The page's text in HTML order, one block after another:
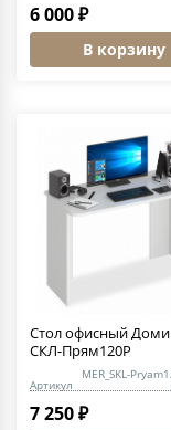
6 000 ₽
В корзину
Стол офисный
СКЛ-Прям120Р
Артикул
MER_SKL-
7 250 ₽